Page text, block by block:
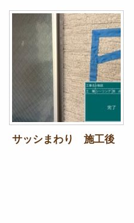
サッシまわり 施工後